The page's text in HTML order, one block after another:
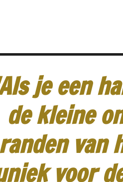
je een
de kleine
randen van
voor